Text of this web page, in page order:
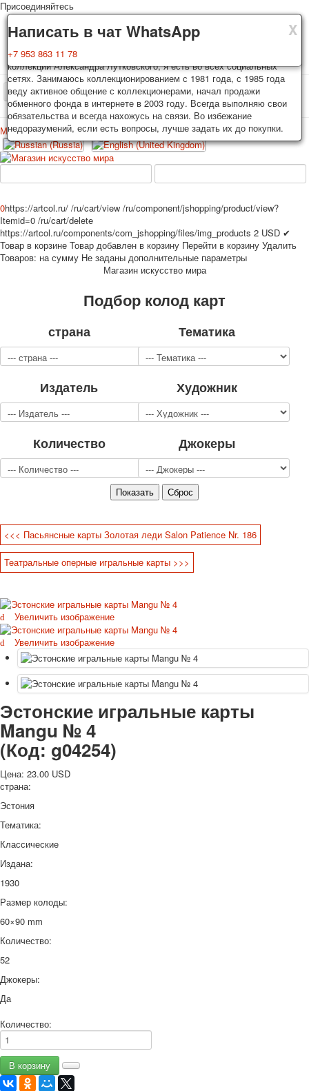
X
Доставка
Колоды, почтовые открытки тщательно упаковываются и
отправляются в течении 3-4 рабочих дней после оплаты.
Исключение: репринт под заказ, такие колоды карт отправляются в
течении 7-8 рабочих дней. Отправка осуществляется почтой России
с треком отслеживания. Цена пересылки зависит от веса и тарифов
почты на момент покупки. По желанию покупателя возможна
отправка СДЕК или другими транспортными компаниями.
X
Гарантия
Вы покупаете колоды игральных карт, почтовые открытки из частной
коллекции Александра Лутковского, я есть во всех социальных
сетях. Занимаюсь коллекционированием с 1981 года, с 1985 года
веду активное общение с коллекционерами, начал продажи
обменного фонда в интернете в 2003 году. Всегда выполняю свои
обязательства и всегда нахожусь на связи. Во избежание
недоразумений, если есть вопросы, лучше задать их до покупки.
X
Написать в чат WhatsApp
+7 953 863 11 78
Присоединяйтесь
TPL_PROTOSTAR_TOGGLE_MENU
Главная Игральные карты Открытки
Меню
Главная
Игральные карты
Эротические рисунки
Рекламные
Эротические фотоколоды
Пин-ап
Политические
Спорт
Транспорт
Охота и рыбалка
Армия и полиция
Недорогие колоды для игры
8 марта
23 февраля
Поздравляю
С днём рождения!
1 мая
Октябрьская революция
С рождеством
Пасха
9 мая - день победы
Разные пожелания
1 сентября школа
Приглашение
Новости
Новости карточных колод
Новости открыток
О сайте
Ссылки
Наше видео
Избранное
Войти
0https://artcol.ru/ /ru/cart/view /ru/component/jshopping/product/view?
Itemid=0 /ru/cart/delete
https://artcol.ru/components/com_jshopping/files/img_products 2 USD ✔
Товар в корзине Товар добавлен в корзину Перейти в корзину Удалить
Товаров: на сумму Не заданы дополнительные параметры
Магазин искусство мира
Подбор колод карт
страна Тематика
Издатель Художник
Количество Джокеры
<<< Пасьянсные карты Золотая леди Salon Patience Nr. 186
Театральные оперные игральные карты >>>
Увеличить изображение
Увеличить изображение
Эстонские игральные карты
Mangu № 4
(Код: g04254)
Цена: 23.00 USD
страна:
Эстония
Тематика:
Классические
Издана:
1930
Размер колоды:
60×90 mm
Количество:
52
Джокеры:
Да
Количество: